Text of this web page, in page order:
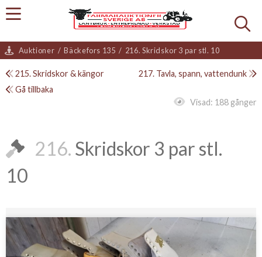
Auktioner / Bäckefors 135 / 216. Skridskor 3 par stl. 10
215. Skridskor & kängor
217. Tavla, spann, vattendunk
Gå tillbaka
Visad: 188 gånger
216. Skridskor 3 par stl.
10